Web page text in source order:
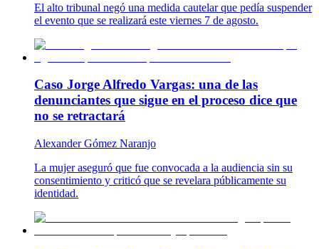
El alto tribunal negó una medida cautelar que pedía suspender
el evento que se realizará este viernes 7 de agosto.
Caso Jorge Alfredo Vargas: una de las
denunciantes que sigue en el proceso dice que
no se retractará
Alexander Gómez Naranjo
La mujer aseguró que fue convocada a la audiencia sin su
consentimiento y criticó que se revelara públicamente su
identidad.